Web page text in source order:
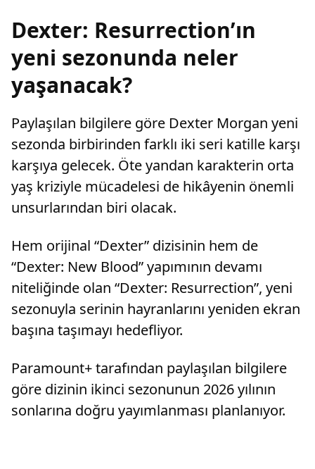
Dexter: Resurrection’ın
yeni sezonunda neler
yaşanacak?
Paylaşılan bilgilere göre Dexter Morgan yeni
sezonda birbirinden farklı iki seri katille karşı
karşıya gelecek. Öte yandan karakterin orta
yaş kriziyle mücadelesi de hikâyenin önemli
unsurlarından biri olacak.
Hem orijinal “Dexter” dizisinin hem de
“Dexter: New Blood” yapımının devamı
niteliğinde olan “Dexter: Resurrection”, yeni
sezonuyla serinin hayranlarını yeniden ekran
başına taşımayı hedefliyor.
Paramount+ tarafından paylaşılan bilgilere
göre dizinin ikinci sezonunun 2026 yılının
sonlarına doğru yayımlanması planlanıyor.